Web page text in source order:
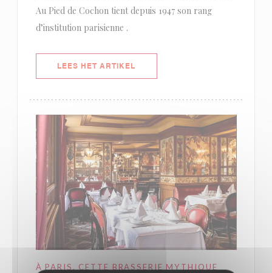
Au Pied de Cochon tient depuis 1947 son rang
d’institution parisienne .
LEES HET ARTIKEL
À PARIS, CETTE BRASSERIE MYTHIQUE